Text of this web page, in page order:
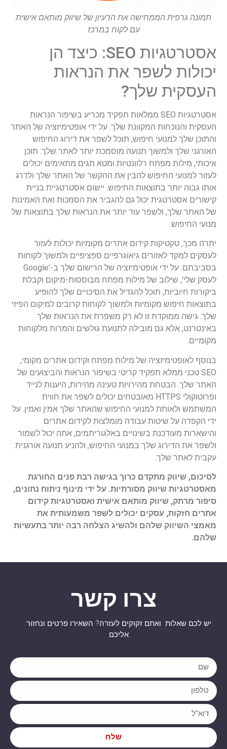
תמונה גרפית הממחישה את הרעיון של שיווק מותאם אישית
עם לקוח במרכז
אסטרטגיות SEO: כיצד הן
יכולות לשפר את הנראות
העסקית שלך?
אסטרטגיות SEO ממלאות תפקיד מכריע בשיפור הנראות
העסקית והנוכחות המקוונת שלך. על ידי אופטימיזציה של האתר
והתוכן שלך למנועי חיפוש, תוכל לשפר את דירוג החיפוש
האורגני שלך ולמשוך תנועה מוסמכת יותר לאתר שלך. תוכן
איכותי, מילות מפתח רלוונטיות ומטא תגים מתאימים יכולים
לעזור למנועי החיפוש להבין את ההקשר של האתר שלך ולדרג
אותו גבוה יותר בתוצאות החיפוש. יישום אסטרטגיית בניית
קישורים אסטרטגית יכול גם להגביר את הסמכות ואת האמינות
של האתר שלך, ולשפר עוד יותר את הנראות שלך בתוצאות של
מנועי החיפוש.
יתרה מכך, טקטיקות קידום אתרים מקומיות יכולות לעזור
לעסקים למקד לאזורים גיאוגרפיים ספציפיים ולמשוך לקוחות
בסביבתם. על ידי אופטימיזציה של הרישום שלך ב-'Google
לעסק שלי', שילוב של מילות מפתח מבוססות-מיקום וקבלת
ביקורות חיוביות, תוכל להגדיל את הסיכויים שלך להופיע
בתוצאות חיפוש מקומיות ולמשוך לקוחות קרובים למיקום הפיזי
שלך. גישה ממוקדת זו לא רק משפרת את הנראות שלך
באינטרנט, אלא גם מובילה לתנועת גולשים והמרות מלקוחות
מקומיים.
בנוסף לאופטימיזציה של מילות מפתח וקידום אתרים מקומי,
SEO טכני ממלא תפקיד קריטי בשיפור הנראות והביצועים של
האתר שלך. הבטחת מהירויות טעינה מהירות, היענות לנייד
ופרוטוקולי HTTPS מאובטחים יכולים לשפר את חווית
המשתמש ולאותת למנועי החיפוש שהאתר שלך אמין ואמין. על
ידי הקפדה על שיטות עבודה מומלצות לקידום אתרים
והישארות מעודכנת בשינויים באלגוריתמים, אתה יכול לשמור
ולשפר את הדירוג שלך במנועי החיפוש, ולהניע תנועה אורגנית
עקבית לאתר שלך.
לסיכום, שיווק מתקדם כרוך בגישה רבת פנים החורגת
מאסטרטגיות שיווק מסורתיות. על ידי מינוף ניתוח נתונים,
סיפור מרתק, שיווק מותאם אישית ואסטרטגיות קידום
אתרים חזקות, עסקים יכולים לשפר משמעותית את
מאמצי השיווק שלהם ולהשיג הצלחה רבה יותר בתעשיות
שלהם.
צרו קשר
יש לכם שאלות ואתם זקוקים לעזרה? השאירו פרטים ונחזור
אליכם
שלח